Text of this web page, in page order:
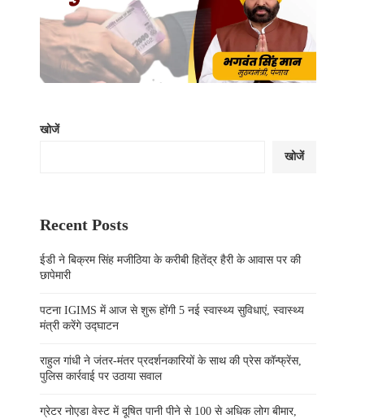
खोजें
खोजें
Recent Posts
ईडी ने बिक्रम सिंह मजीठिया के करीबी हितेंद्र हैरी के आवास पर की
छापेमारी
पटना IGIMS में आज से शुरू होंगी 5 नई स्वास्थ्य सुविधाएं, स्वास्थ्य
मंत्री करेंगे उद्घाटन
राहुल गांधी ने जंतर-मंतर प्रदर्शनकारियों के साथ की प्रेस कॉन्फ्रेंस,
पुलिस कार्रवाई पर उठाया सवाल
ग्रेटर नोएडा वेस्ट में दूषित पानी पीने से 100 से अधिक लोग बीमार,